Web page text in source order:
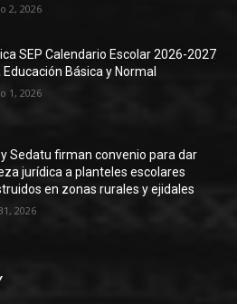
2, 2026
SEP Calendario Escolar 2026-2027
Educación Básica y Normal
1, 2026
y Sedatu firman convenio para dar
jurídica a planteles escolares
en zonas rurales y ejidales
2026